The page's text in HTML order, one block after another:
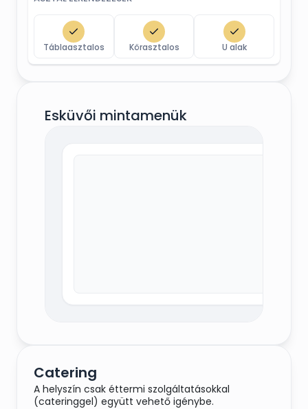
Táblaasztalos Körasztalos U alak
Esküvői mintamenük
Catering
A helyszín csak éttermi szolgáltatásokkal
(cateringgel) együtt vehető igénybe.